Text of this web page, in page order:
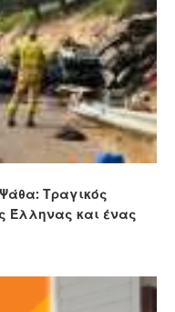
Τραγικός
Έλληνας και ένας